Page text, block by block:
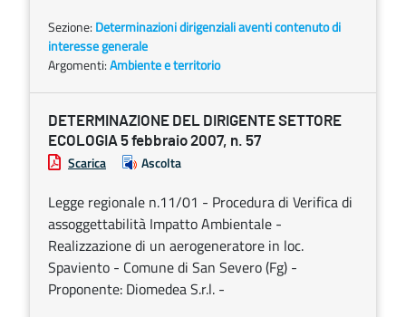
Sezione: Determinazioni dirigenziali aventi contenuto di
interesse generale
Argomenti:Ambiente e territorio
DETERMINAZIONE DEL DIRIGENTE SETTORE
ECOLOGIA 5 febbraio 2007, n. 57
Scarica Ascolta
Legge regionale n.11/01 - Procedura di Verifica di
assoggettabilità Impatto Ambientale -
Realizzazione di un aerogeneratore in loc.
Spaviento - Comune di San Severo (Fg) -
Proponente: Diomedea S.r.l. -